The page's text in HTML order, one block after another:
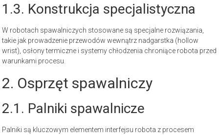
1.3. Konstrukcja specjalistyczna
W robotach spawalniczych stosowane są specjalne rozwiązania,
takie jak prowadzenie przewodów wewnątrz nadgarstka (hollow
wrist), osłony termiczne i systemy chłodzenia chroniące robota przed
warunkami procesu.
2. Osprzęt spawalniczy
2.1. Palniki spawalnicze
Palniki są kluczowym elementem interfejsu robota z procesem